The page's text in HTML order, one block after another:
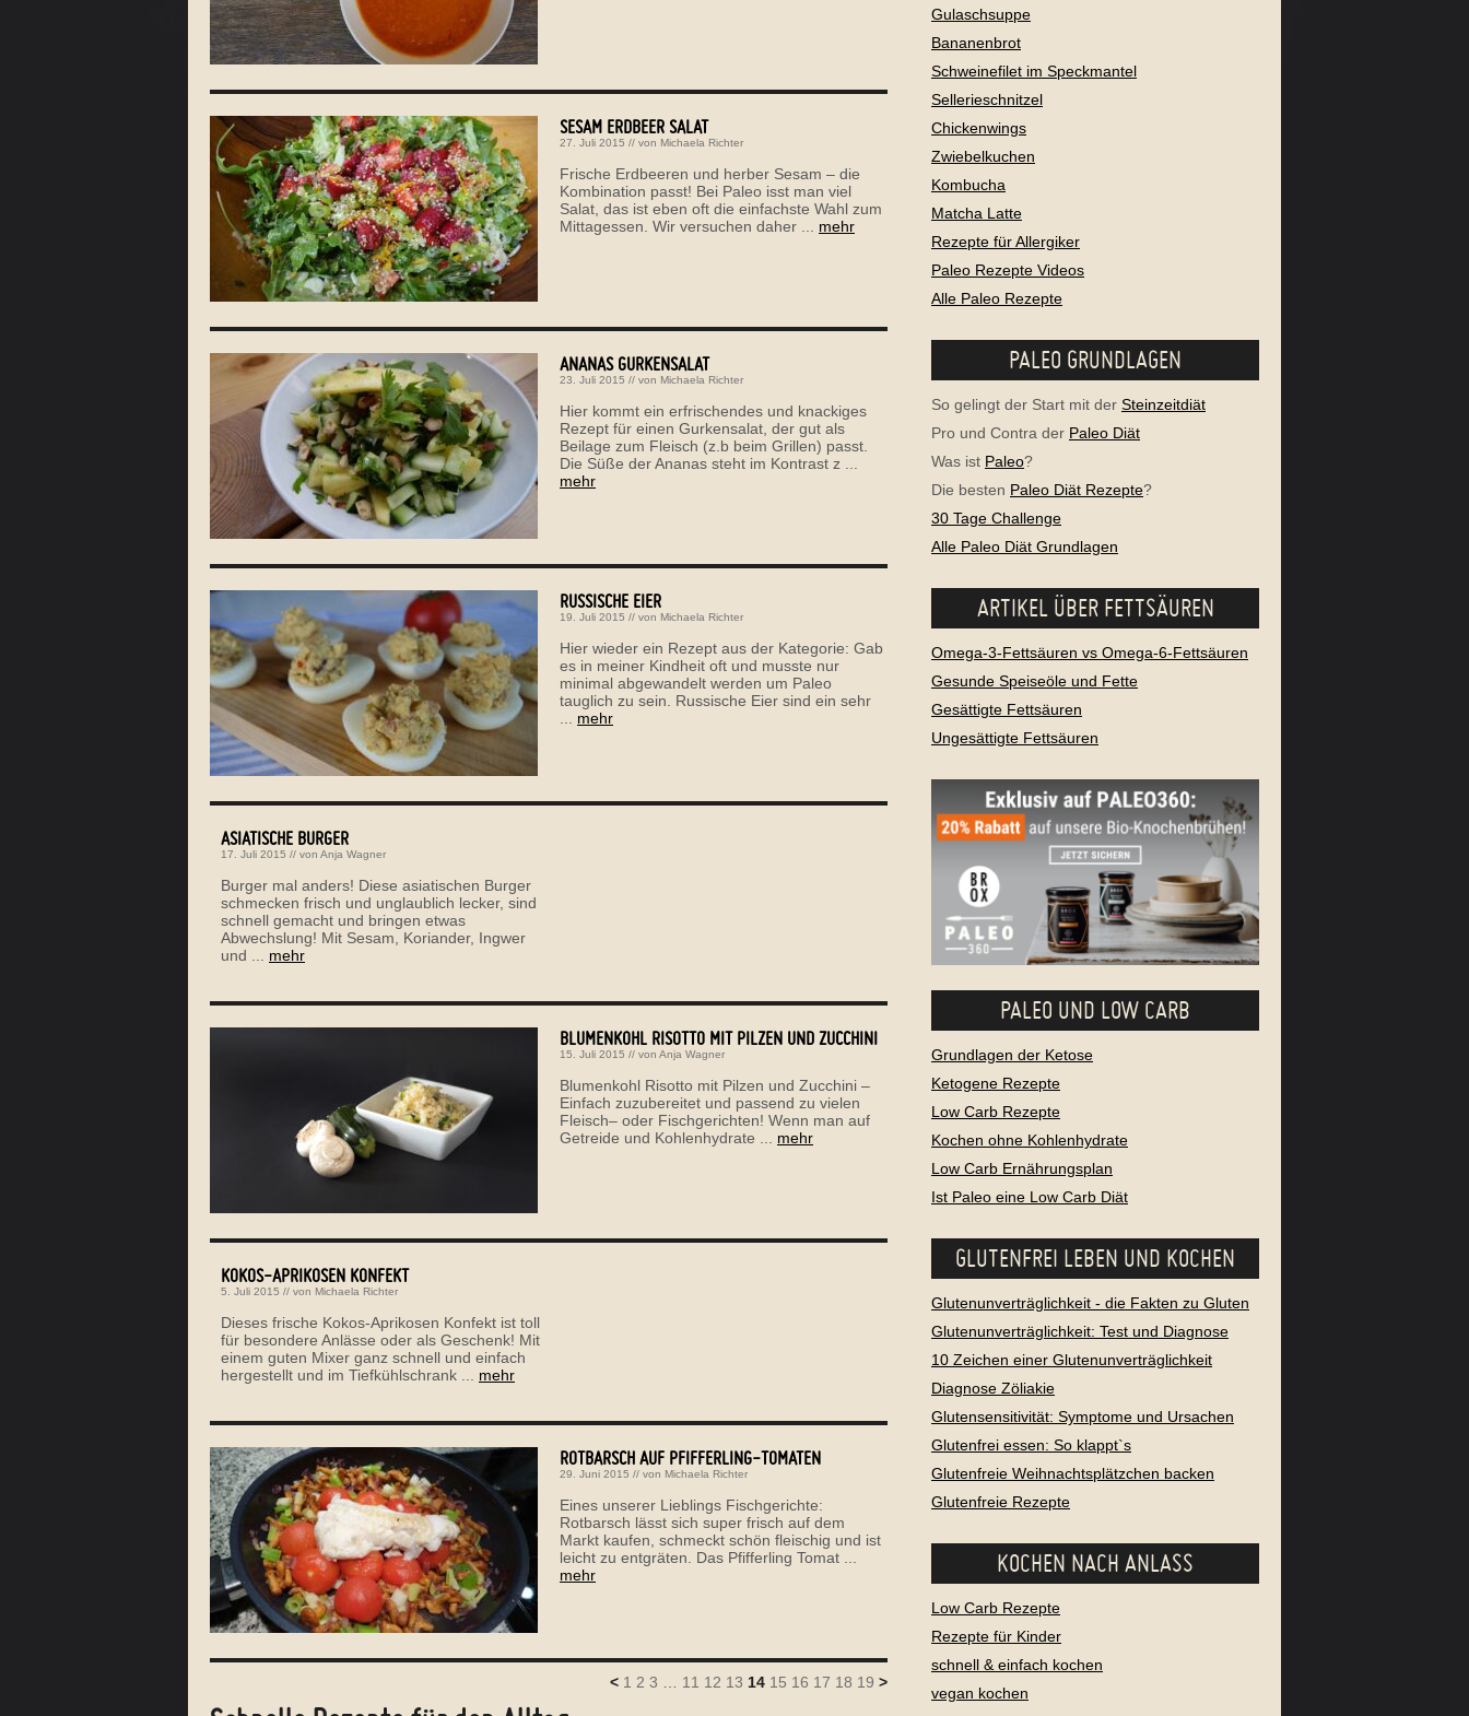
SESAM ERDBEER SALAT
27. Juli 2015 // von Michaela Richter
Frische Erdbeeren und herber Sesam – die
Kombination passt! Bei Paleo isst man viel
Salat, das ist eben oft die einfachste Wahl zum
Mittagessen. Wir versuchen daher ... mehr
ANANAS GURKENSALAT
23. Juli 2015 // von Michaela Richter
Hier kommt ein erfrischendes und knackiges
Rezept für einen Gurkensalat, der gut als
Beilage zum Fleisch (z.b beim Grillen) passt.
Die Süße der Ananas steht im Kontrast z ...
mehr
RUSSISCHE EIER
19. Juli 2015 // von Michaela Richter
Hier wieder ein Rezept aus der Kategorie: Gab
es in meiner Kindheit oft und musste nur
minimal abgewandelt werden um Paleo
tauglich zu sein. Russische Eier sind ein sehr
... mehr
ASIATISCHE BURGER
17. Juli 2015 // von Anja Wagner
Burger mal anders! Diese asiatischen Burger
schmecken frisch und unglaublich lecker, sind
schnell gemacht und bringen etwas
Abwechslung! Mit Sesam, Koriander, Ingwer
und ... mehr
BLUMENKOHL RISOTTO MIT PILZEN UND ZUCCHINI
15. Juli 2015 // von Anja Wagner
Blumenkohl Risotto mit Pilzen und Zucchini –
Einfach zuzubereitet und passend zu vielen
Fleisch– oder Fischgerichten! Wenn man auf
Getreide und Kohlenhydrate ... mehr
KOKOS-APRIKOSEN KONFEKT
5. Juli 2015 // von Michaela Richter
Dieses frische Kokos-Aprikosen Konfekt ist toll
für besondere Anlässe oder als Geschenk! Mit
einem guten Mixer ganz schnell und einfach
hergestellt und im Tiefkühlschrank ... mehr
ROTBARSCH AUF PFIFFERLING-TOMATEN
29. Juni 2015 // von Michaela Richter
Eines unserer Lieblings Fischgerichte:
Rotbarsch lässt sich super frisch auf dem
Markt kaufen, schmeckt schön fleischig und ist
leicht zu entgräten. Das Pfifferling Tomat ...
mehr
< 1 2 3 … 11 12 13 14 15 16 17 18 19 >
Gulaschsuppe
Bananenbrot
Schweinefilet im Speckmantel
Sellerieschnitzel
Chickenwings
Zwiebelkuchen
Kombucha
Matcha Latte
Rezepte für Allergiker
Paleo Rezepte Videos
Alle Paleo Rezepte
PALEO GRUNDLAGEN
So gelingt der Start mit der Steinzeitdiät
Pro und Contra der Paleo Diät
Was ist Paleo?
Die besten Paleo Diät Rezepte?
30 Tage Challenge
Alle Paleo Diät Grundlagen
ARTIKEL ÜBER FETTSÄUREN
Omega-3-Fettsäuren vs Omega-6-Fettsäuren
Gesunde Speiseöle und Fette
Gesättigte Fettsäuren
Ungesättigte Fettsäuren
PALEO UND LOW CARB
Grundlagen der Ketose
Ketogene Rezepte
Low Carb Rezepte
Kochen ohne Kohlenhydrate
Low Carb Ernährungsplan
Ist Paleo eine Low Carb Diät
GLUTENFREI LEBEN UND KOCHEN
Glutenunverträglichkeit - die Fakten zu Gluten
Glutenunverträglichkeit: Test und Diagnose
10 Zeichen einer Glutenunverträglichkeit
Diagnose Zöliakie
Glutensensitivität: Symptome und Ursachen
Glutenfrei essen: So klappt`s
Glutenfreie Weihnachtsplätzchen backen
Glutenfreie Rezepte
KOCHEN NACH ANLASS
Low Carb Rezepte
Rezepte für Kinder
schnell & einfach kochen
vegan kochen